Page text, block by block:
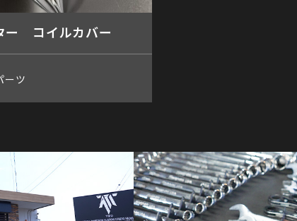
ー コイルカバー
ーツ